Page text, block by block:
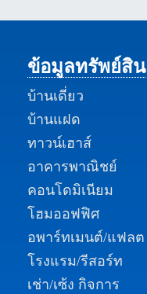
ข้อมูลทรัพย์สิน
บ้านเดี่ยว
บ้านแฝด
ทาวน์เฮาส์
อาคารพาณิชย์
คอนโดมิเนียม
โฮมออฟฟิศ
อพาร์ทเมนต์/แฟลต
โรงแรม/รีสอร์ท
เช่า/เซ้ง กิจการ